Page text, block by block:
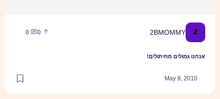
2
2BMOMMY
0
0
אנחנו גמולים מחיתולים!
May 9, 2010